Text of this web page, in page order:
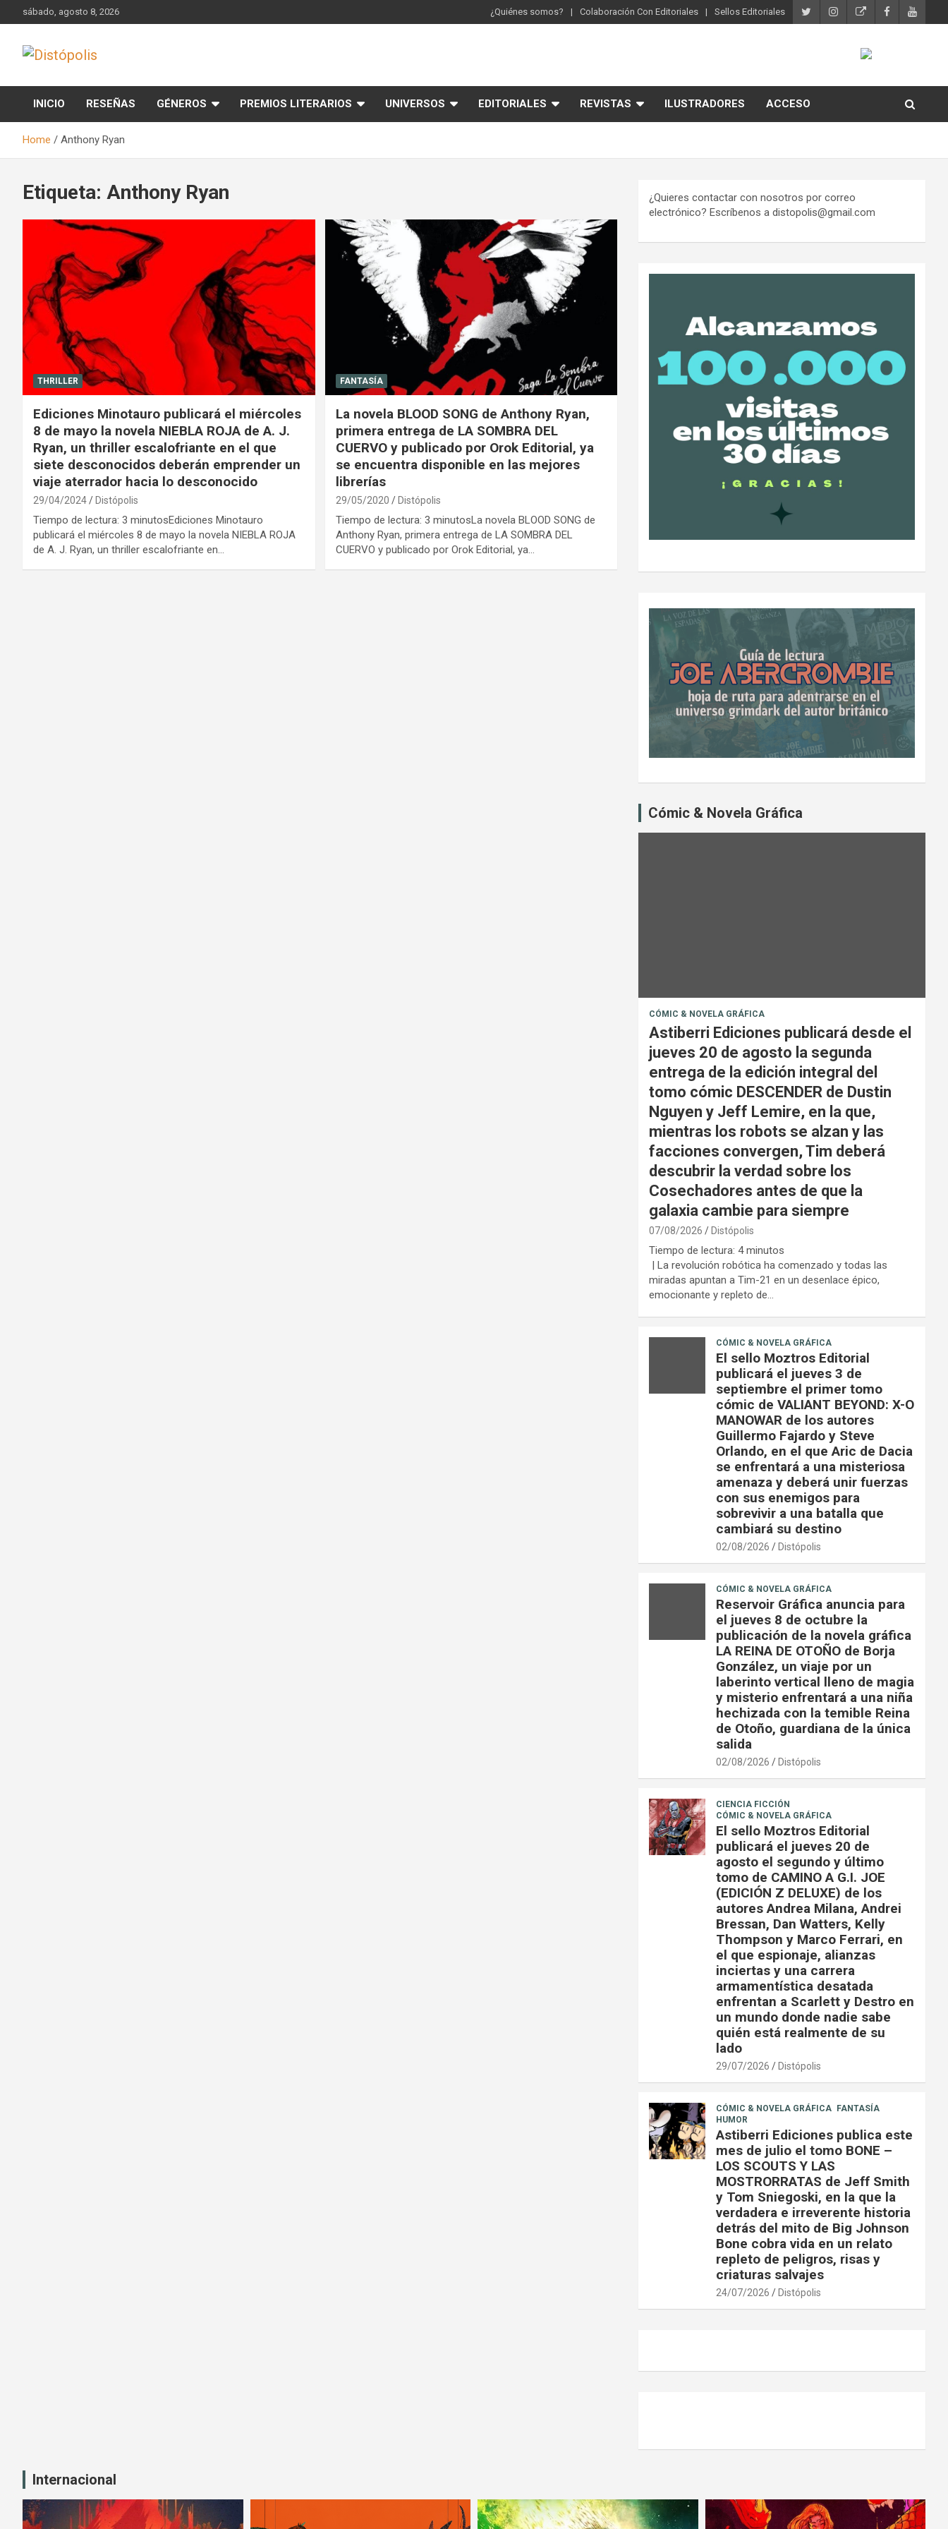
to
sábado, agosto 8, 2026 ¿Quiénes somos? Colaboración Con Editoriales Sellos Editoriales
Distópolis
INICIO RESEÑAS GÉNEROS PREMIOS LITERARIOS UNIVERSOS EDITORIALES REVISTAS ILUSTRADORES ACCESO
Home Anthony Ryan
Etiqueta: Anthony Ryan
THRILLER
Ediciones Minotauro publicará el miércoles
8 de mayo la novela NIEBLA ROJA de A. J.
Ryan, un thriller escalofriante en el que
siete desconocidos deberán emprender un
viaje aterrador hacia lo desconocido
29/04/2024 Distópolis
Tiempo de lectura: 3 minutosEdiciones Minotauro
publicará el miércoles 8 de mayo la novela NIEBLA ROJA
de A. J. Ryan, un thriller escalofriante en…
FANTASÍA
La novela BLOOD SONG de Anthony Ryan,
primera entrega de LA SOMBRA DEL
CUERVO y publicado por Orok Editorial, ya
se encuentra disponible en las mejores
librerías
29/05/2020 Distópolis
Tiempo de lectura: 3 minutosLa novela BLOOD SONG de
Anthony Ryan, primera entrega de LA SOMBRA DEL
CUERVO y publicado por Orok Editorial, ya…
¿Quieres contactar con nosotros por correo
electrónico? Escríbenos a distopolis@gmail.com
Cómic & Novela Gráfica
CÓMIC & NOVELA GRÁFICA
Astiberri Ediciones publicará desde el
jueves 20 de agosto la segunda
entrega de la edición integral del
tomo cómic DESCENDER de Dustin
Nguyen y Jeff Lemire, en la que,
mientras los robots se alzan y las
facciones convergen, Tim deberá
descubrir la verdad sobre los
Cosechadores antes de que la
galaxia cambie para siempre
07/08/2026 Distópolis
Tiempo de lectura: 4 minutos
| La revolución robótica ha comenzado y todas las
miradas apuntan a Tim-21 en un desenlace épico,
emocionante y repleto de…
CÓMIC & NOVELA GRÁFICA
El sello Moztros Editorial
publicará el jueves 3 de
septiembre el primer tomo
cómic de VALIANT BEYOND: X-O
MANOWAR de los autores
Guillermo Fajardo y Steve
Orlando, en el que Aric de Dacia
se enfrentará a una misteriosa
amenaza y deberá unir fuerzas
con sus enemigos para
sobrevivir a una batalla que
cambiará su destino
02/08/2026 Distópolis
CÓMIC & NOVELA GRÁFICA
Reservoir Gráfica anuncia para
el jueves 8 de octubre la
publicación de la novela gráfica
LA REINA DE OTOÑO de Borja
González, un viaje por un
laberinto vertical lleno de magia
y misterio enfrentará a una niña
hechizada con la temible Reina
de Otoño, guardiana de la única
salida
02/08/2026 Distópolis
CIENCIA FICCIÓN
CÓMIC & NOVELA GRÁFICA
El sello Moztros Editorial
publicará el jueves 20 de
agosto el segundo y último
tomo de CAMINO A G.I. JOE
(EDICIÓN Z DELUXE) de los
autores Andrea Milana, Andrei
Bressan, Dan Watters, Kelly
Thompson y Marco Ferrari, en
el que espionaje, alianzas
inciertas y una carrera
armamentística desatada
enfrentan a Scarlett y Destro en
un mundo donde nadie sabe
quién está realmente de su
lado
29/07/2026 Distópolis
CÓMIC & NOVELA GRÁFICA
FANTASÍA
HUMOR
Astiberri Ediciones publica este
mes de julio el tomo BONE –
LOS SCOUTS Y LAS
MOSTRORRATAS de Jeff Smith
y Tom Sniegoski, en la que la
verdadera e irreverente historia
detrás del mito de Big Johnson
Bone cobra vida en un relato
repleto de peligros, risas y
criaturas salvajes
24/07/2026 Distópolis
Internacional